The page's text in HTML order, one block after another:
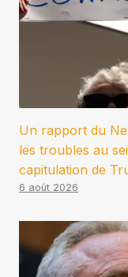
Un rapport du
les troubles au
capitulation de
6 août 2026